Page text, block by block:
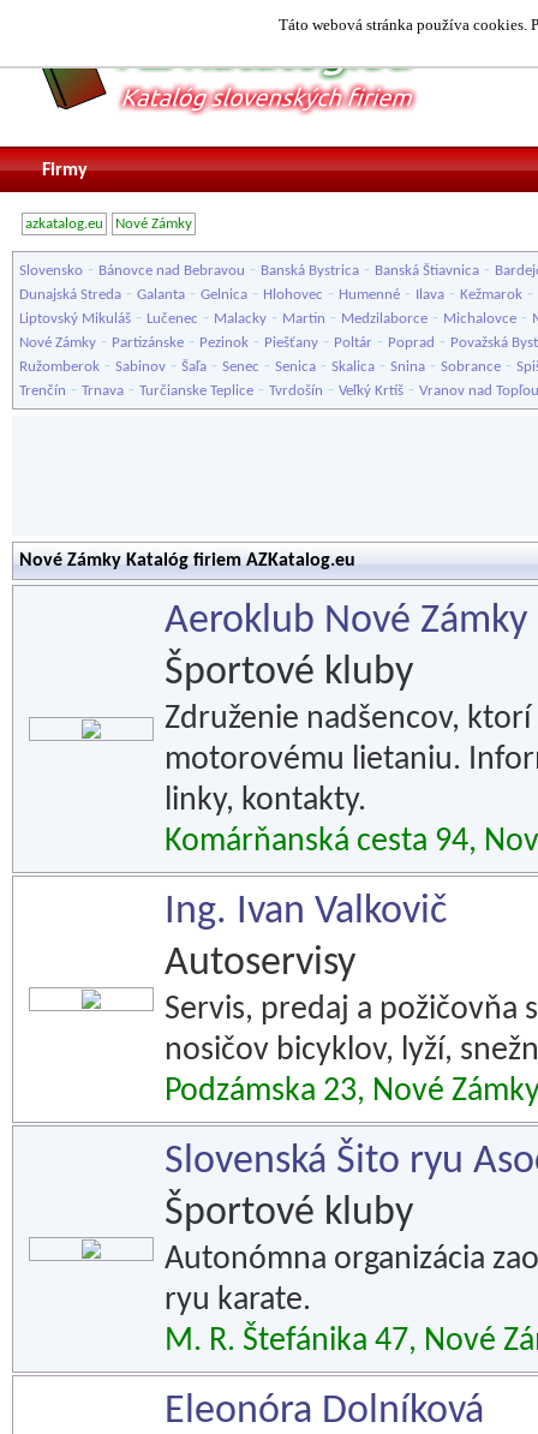
Táto webová stránka používa cookies.
Firmy
azkatalog.eu Nové Zámky
Slovensko - Bánovce nad Bebravou - Banská Bystrica - Banská Štiavnica -
Dunajská Streda - Galanta - Gelnica - Hlohovec - Humenné - Ilava - Kežmarok -
Liptovský Mikuláš - Lučenec - Malacky - Martin - Medzilaborce - Michalovce -
Nové Zámky - Partizánske - Pezinok - Piešťany - Poltár - Poprad - Považská
Ružomberok - Sabinov - Šaľa - Senec - Senica - Skalica - Snina - Sobrance -
Trenčín - Trnava - Turčianske Teplice - Tvrdošín - Veľký Krtíš - Vranov nad Topľou
Nové Zámky Katalóg firiem AZKatalog.eu
Aeroklub Nové Zámky
Športové kluby
Združenie nadšencov,
motorovému lietaniu.
linky, kontakty.
Komárňanská cesta 94,
Ing. Ivan Valkovič
Autoservisy
Servis, predaj a požičovňa
nosičov bicyklov, lyží,
Podzámska 23, Nové
Slovenská Šito ryu
Športové kluby
Autonómna organizácia
ryu karate.
M. R. Štefánika 47, Nové
Eleonóra Dolníková